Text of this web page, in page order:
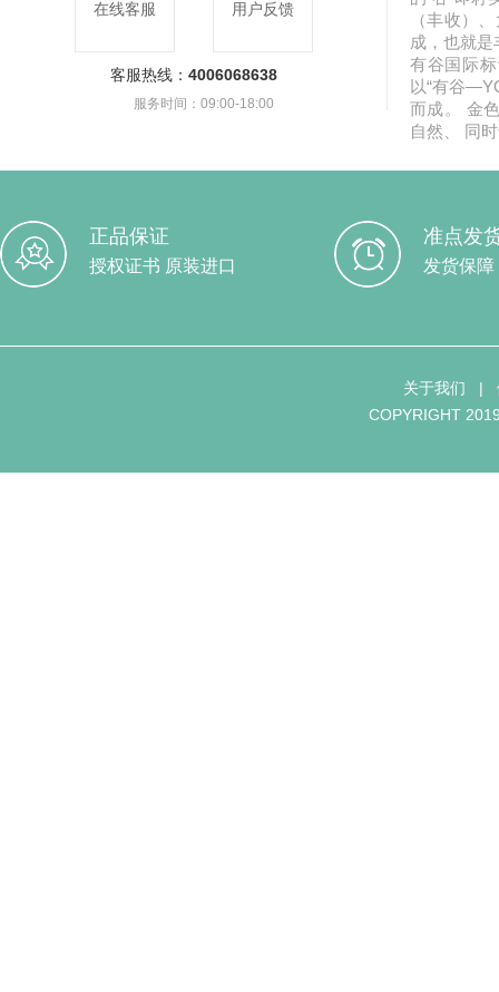
在线客服 用户反馈
客服热线： 4006068638
服务时间：09:00-18:00
（丰收）
成，也就是
有谷国际
以“有谷
而成。 金
自然、 同
正品保证
授权证书 原装进口
准点发
发货保
关于我们 |
COPYRIGHT